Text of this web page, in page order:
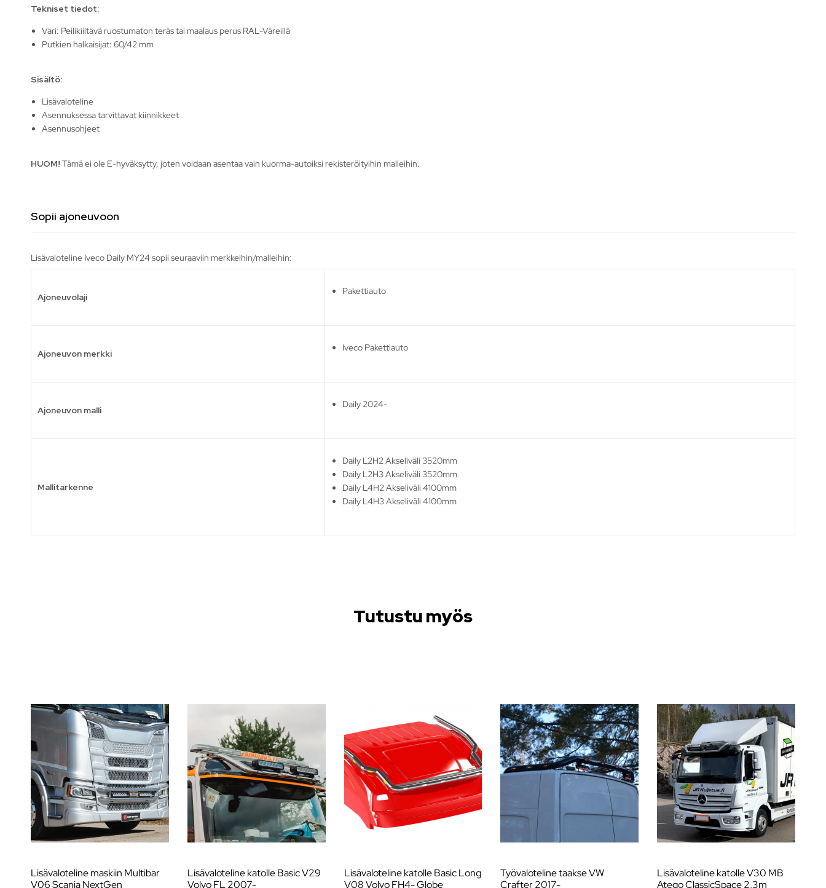
Tekniset tiedot:
Väri: Peilikiiltävä ruostumaton teräs tai maalaus perus RAL-Väreillä
Putkien halkaisijat: 60/42 mm
Sisältö:
Lisävaloteline
Asennuksessa tarvittavat kiinnikkeet
Asennusohjeet
HUOM! Tämä ei ole E-hyväksytty, joten voidaan asentaa vain kuorma-autoiksi rekisteröityihin malleihin.
Sopii ajoneuvoon
Lisävaloteline Iveco Daily MY24 sopii seuraaviin merkkeihin/malleihin:
Ajoneuvolaji
Pakettiauto
Ajoneuvon merkki
Iveco Pakettiauto
Ajoneuvon malli
Daily 2024-
Mallitarkenne
Daily L2H2 Akseliväli 3520mm
Daily L2H3 Akseliväli 3520mm
Daily L4H2 Akseliväli 4100mm
Daily L4H3 Akseliväli 4100mm
Tutustu myös
Lisävaloteline maskiin Multibar
V06 Scania NextGen
Lisävaloteline katolle Basic V29
Volvo FL 2007-
Lisävaloteline katolle Basic Long
V08 Volvo FH4- Globe
Työvaloteline taakse VW
Crafter 2017-
Lisävaloteline katolle V30 MB
Atego ClassicSpace 2,3m